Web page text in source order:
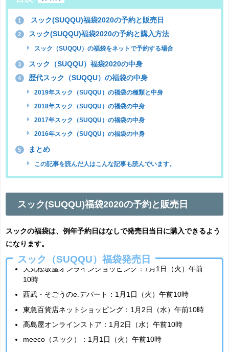
1 スック(SUQQU)福袋2020の予約と販売日
2 スック(SUQQU)福袋2020の予約と購入方法
スック（SUQQU）の福袋をネットで予約する場合
3 スック（SUQQU）福袋2020の中身
4 歴代スック（SUQQU）の福袋の中身
2019年スック（SUQQU）の福袋の種類と中身
2018年スック（SUQQU）の福袋の中身
2017年スック（SUQQU）の福袋の中身
2016年スック（SUQQU）の福袋の中身
5 まとめ
この記事を読んだ人はこんな記事も読んでいます。
スック(SUQQU)福袋2020の予約と販売日
スックの福袋は、例年予約日はなしで発売日当日に購入できるよう
になります。
スック（SUQQU）福袋発売日
大丸松坂屋オンラインショッピング：1月1日（火）午前
10時
西武・そごうのe.デパート：1月1日（火）午前10時
東急百貨店ネットショッピング：1月2日（水）午前10時
高島屋オンラインストア：1月2日（水）午前10時
meeco（スック）：1月1日（火）午前10時